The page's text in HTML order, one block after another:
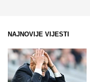
NAJNOVIJE VIJESTI